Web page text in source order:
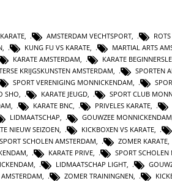
, AMSTERDAM VECHTSPORT,
, KUNG FU VS KARATE, MARTIAL ARTS
KARATE AMSTERDAM, KARATE
KRIJGSKUNSTEN AMSTERDAM, SPORTEN
SPORT VERENIGING MONNICKENDAM,
SHO, KARATE JEUGD, SPORT CLUB
, KARATE BNC, PRIVELES KARATE,
LIDMAATSCHAP, GOUWZEE MONNICKENDAM
NIEUW SEIZOEN KICKBOXEN VS KARATE
SPORT SCHOLEN AMSTERDAM ZOMER KARATE
KARATE PRIVE SPORT
LIDMAATSCHAP LIGHT
ZOMER TRAININGNEN